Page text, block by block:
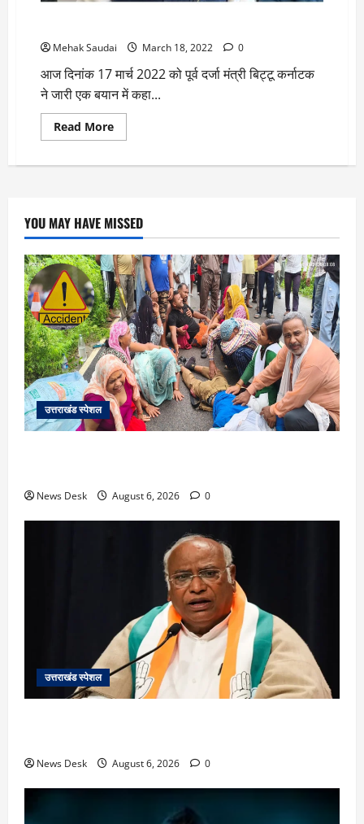
Mehak Saudai March 18, 2022 0
आज दिनांक 17 मार्च 2022 को पूर्व दर्जा मंत्री बिट्टू कर्नाटक
ने जारी एक बयान में कहा...
Read MoreRead
more
इस
को
महिला
मुख्यमंत्री
?
YOU MAY HAVE MISSED
उत्तराखंड स्पेशल
News Desk August 6, 2026 0
उत्तराखंड स्पेशल
News Desk August 6, 2026 0